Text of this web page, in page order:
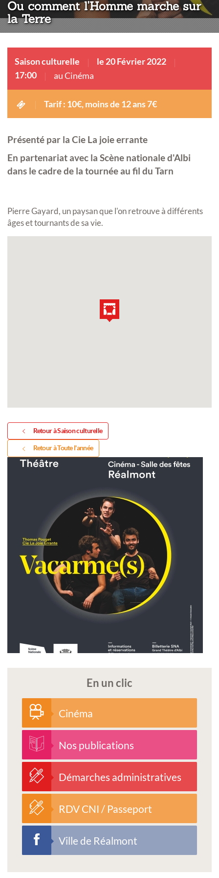
Ou comment l'Homme marche sur
la Terre
Saison culturelle
le 20 Février 2022
17:00
au Cinéma
Tarif : 10€, moins de 12 ans 7€
Présenté par la Cie La joie errante
En partenariat avec la Scène nationale d'Albi
dans le cadre de la tournée au fil du Tarn
Pierre Gayard, un paysan que l'on retrouve à différents
âges et tournants de sa vie.
Retour à Saison culturelle
Retour à Toute l'année
En un clic
Cinéma
Nos publications
Démarches administratives
RDV CNI / Passeport
Ville de Réalmont